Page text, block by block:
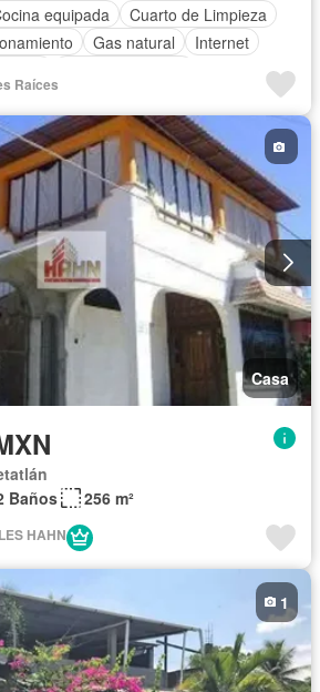
equipada
Cuarto de Limpieza
Gas natural
Internet
Raíces
Casa
Baños 256 m²
HAHN
1